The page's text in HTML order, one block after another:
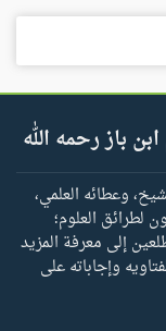
باز رحمه الله
وعطائه العلمي،
لطرائق العلوم؛
إلى معرفة المزيد
وإجاباته على